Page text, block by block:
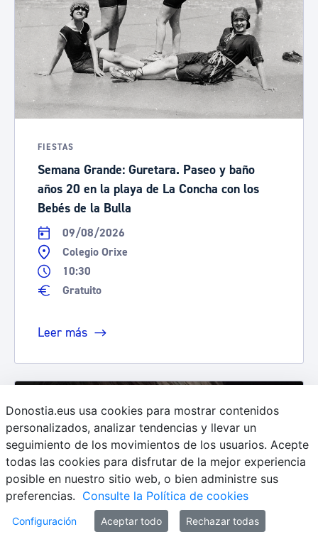
FIESTAS
Semana Grande: Guretara. Paseo y baño
años 20 en la playa de La Concha con los
Bebés de la Bulla
09/08/2026
Colegio Orixe
10:30
Gratuito
Leer más
Donostia.eus usa cookies para mostrar contenidos
personalizados, analizar tendencias y llevar un
seguimiento de los movimientos de los usuarios. Acepte
todas las cookies para disfrutar de la mejor experiencia
posible en nuestro sitio web, o bien administre sus
preferencias. Consulte la Política de cookies
Configuración Aceptar todo Rechazar todas